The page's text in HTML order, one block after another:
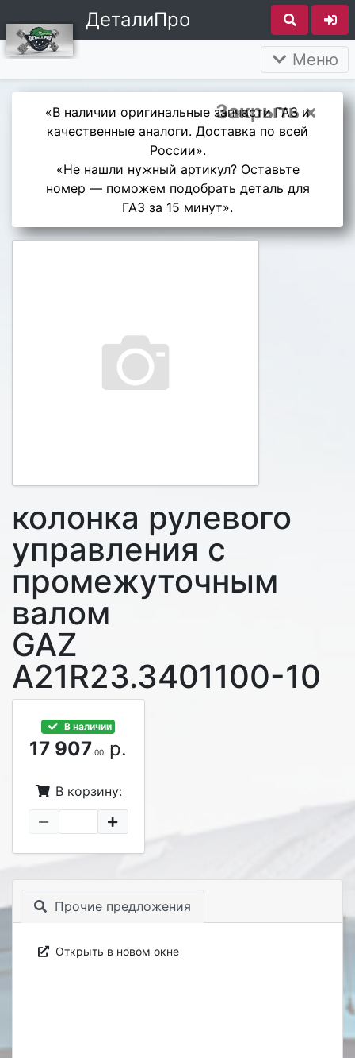
ДеталиПро
Меню
Закрыть ×
«В наличии оригинальные запчасти ГАЗ и
качественные аналоги. Доставка по всей
России».
«Не нашли нужный артикул? Оставьте
номер — поможем подобрать деталь для
ГАЗ за 15 минут».
колонка рулевого
управления с
промежуточным
валом
GAZ
A21R23.3401100-10
В наличии
17 907.00 р.
В корзину:
Прочие предложения
Открыть в новом окне